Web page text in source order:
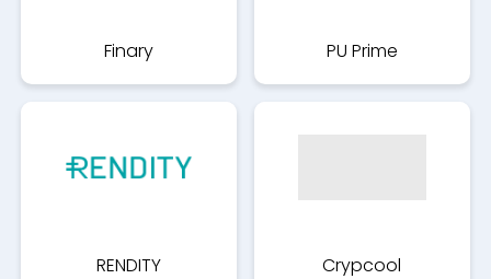
Finary PU Prime
RENDITY Crypcool